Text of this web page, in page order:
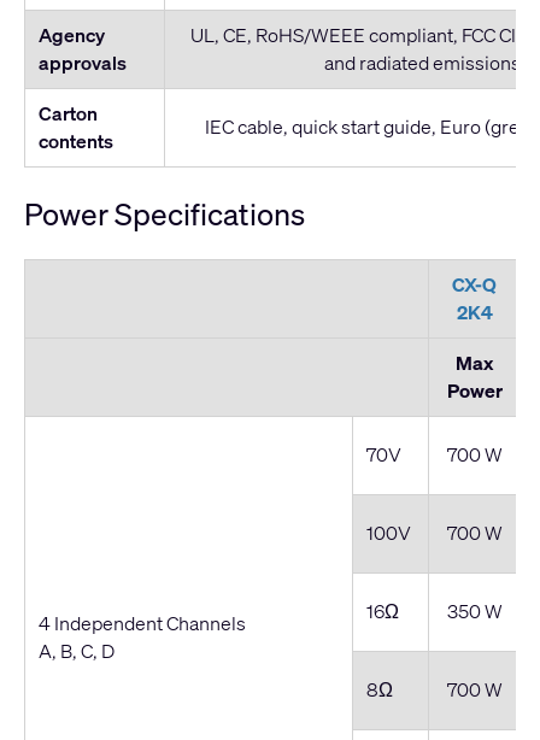
Agency
approvals
UL, CE, RoHS/WEEE compliant, FCC
and radiated emissions)
Carton
contents
IEC cable, quick start guide, Euro
Power Specifications
CX-Q
2K4
Max
Power
4 Independent Channels
A, B, C, D
70V 700 W
100V 700 W
16Ω 350 W
8Ω 700 W